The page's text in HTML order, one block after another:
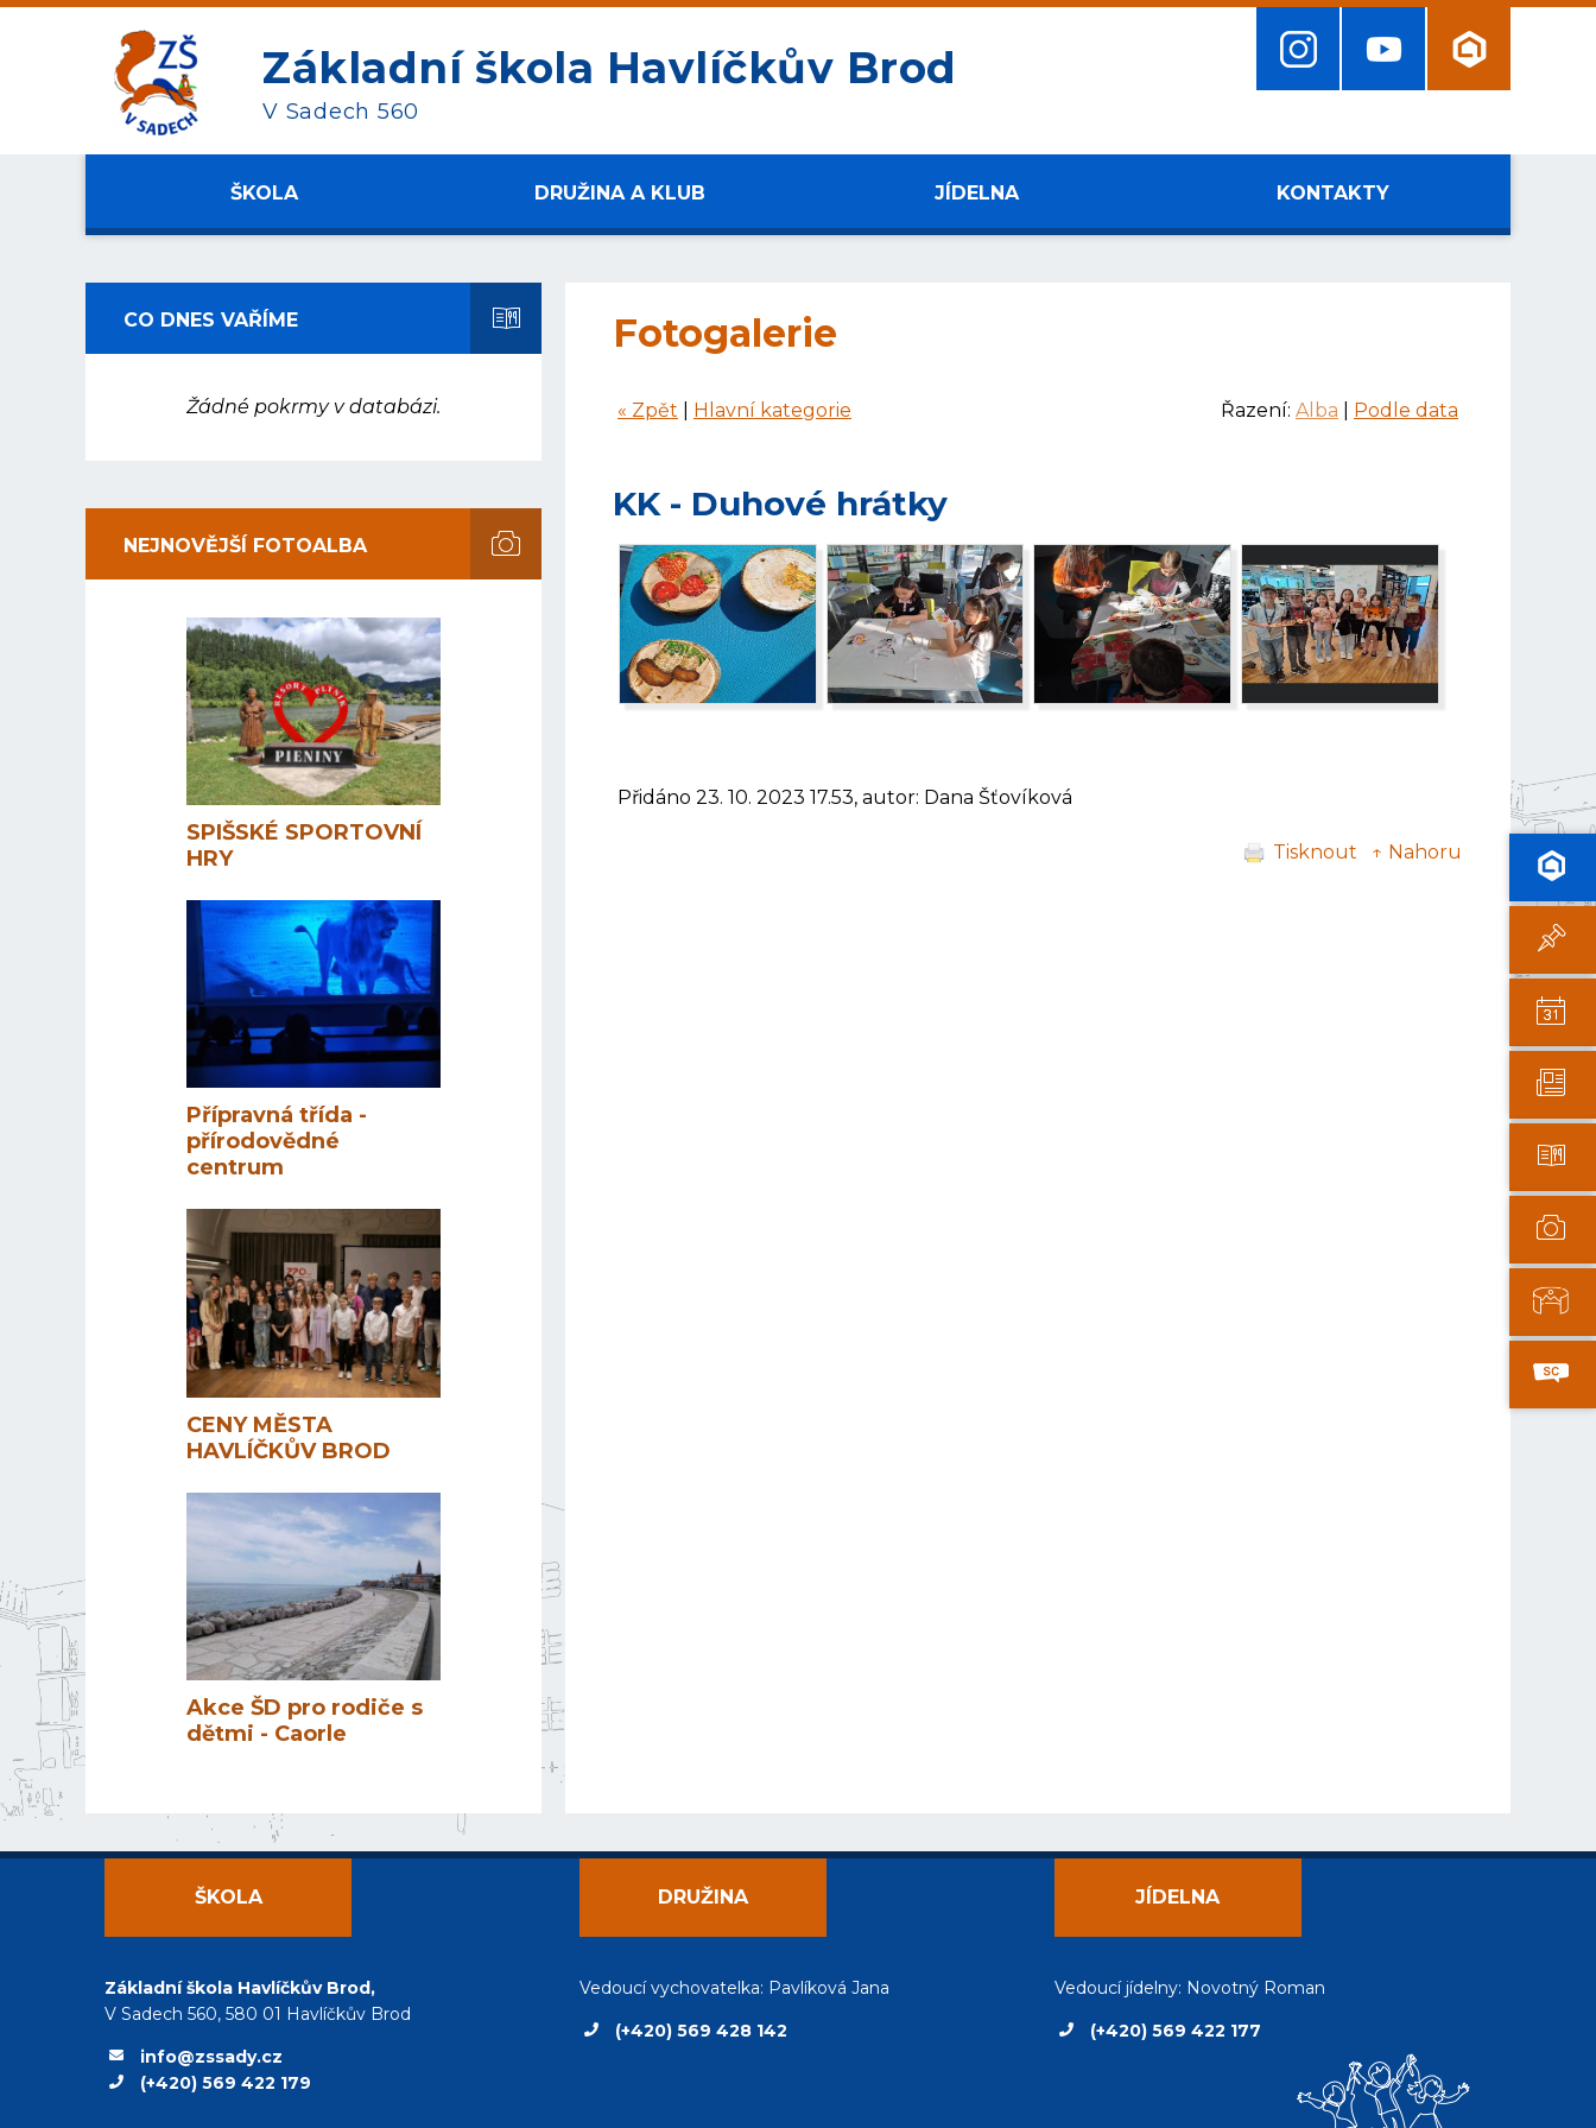
Základní škola Havlíčkův Brod
V Sadech 560
ŠKOLA DRUŽINA A KLUB JÍDELNA KONTAKTY
Fotogalerie
Řazení: Alba Podle data
« Zpět Hlavní kategorie
KK - Duhové hrátky
Přidáno 23. 10. 2023 17.53, autor: Dana Šťovíková
Tisknout ↑ Nahoru
CO DNES VAŘÍME
Žádné pokrmy v databázi.
NEJNOVĚJŠÍ FOTOALBA
SPIŠSKÉ SPORTOVNÍ
HRY
Přípravná třída -
přírodovědné
centrum
CENY MĚSTA
HAVLÍČKŮV BROD
Akce ŠD pro rodiče s
dětmi - Caorle
ŠKOLA
Základní škola Havlíčkův Brod,
V Sadech 560, 580 01 Havlíčkův Brod
info@zssady.cz
(+420) 569 422 179
DRUŽINA
Vedoucí vychovatelka: Pavlíková Jana
(+420) 569 428 142
JÍDELNA
Vedoucí jídelny: Novotný Roman
(+420) 569 422 177